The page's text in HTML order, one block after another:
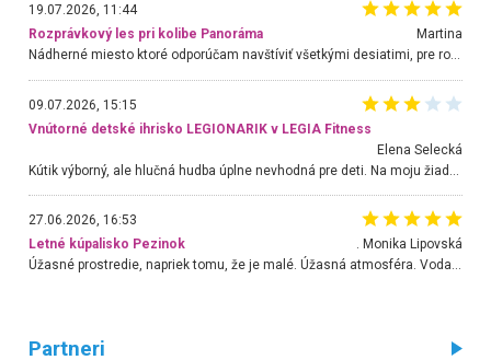
19.07.2026, 11:44
Rozprávkový les pri kolibe Panoráma
Martina
Nádherné miesto ktoré odporúčam navštíviť všetkými desiatimi, pre rodiny s deťmi, dôchodcom... Proste a jednoducho ozaj rozprávkový les.. určite ešte prídeme. Odniesli sme si na pamiatku krásne tričká,
09.07.2026, 15:15
Vnútorné detské ihrisko LEGIONARIK v LEGIA Fitness
Elena Selecká
27.06.2026, 16:53
Letné kúpalisko Pezinok
. Monika Lipovská
Úžasné prostredie, napriek tomu, že je malé. Úžasná atmosféra. Voda fantastická a nádherná. Ľudí je pomerne veľa, ale su mili a ohľaduplní. Je veľmi zaujímavé sledovať, ako dokážu spolu športovať cudzí ľudia a bez ohľadu na vek. Vládne tu pohoda. Vnuka neviem dostať z vody. Ďakujem za krásny deň . Urcite sa sem vrátim. Jediný problém je s parkovaním, ale aj ten sa mi podarilo vyriešiť. Monika Bratislava
Partneri